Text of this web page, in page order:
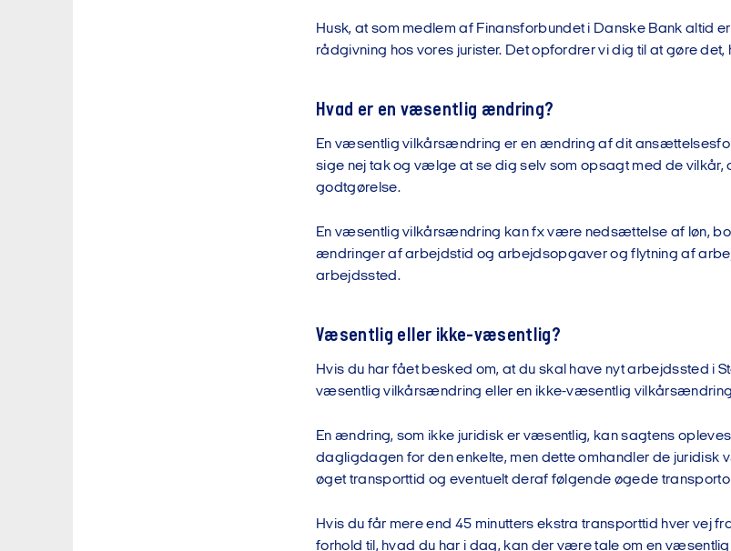
Husk, at som medlem af Finansforbundet i Danske Bank altid
rådgivning hos vores jurister. Det opfordrer vi dig til at gøre
Hvad er en væsentlig ændring?
En væsentlig vilkårsændring er en ændring af dit
sige nej tak og vælge at se dig selv som opsagt med de vilkår,
godtgørelse.
En væsentlig vilkårsændring kan fx være nedsættelse af løn,
ændringer af arbejdstid og arbejdsopgaver og flytning af
arbejdssted.
Væsentlig eller ikke-væsentlig?
Hvis du har fået besked om, at du skal have nyt arbejdssted i
væsentlig vilkårsændring eller en ikke-væsentlig
En ændring, som ikke juridisk er væsentlig, kan sagtens
dagligdagen for den enkelte, men dette omhandler de
øget transporttid og eventuelt deraf følgende øgede
Hvis du får mere end 45 minutters ekstra transporttid hver vej
forhold til, hvad du har i dag, kan der være tale om en